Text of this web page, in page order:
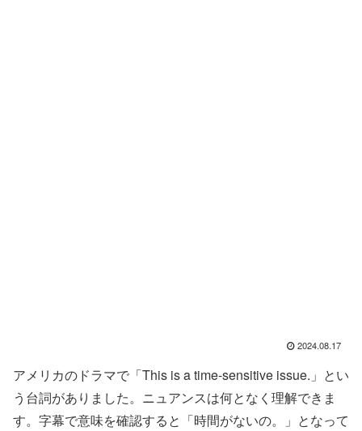
2024.08.17
アメリカのドラマで「This is a time-sensitive issue.」とい
う台詞がありました。ニュアンスは何となく理解できま
す。字幕で意味を確認すると「時間がないの。」となって